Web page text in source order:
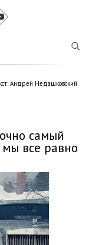
Андрей Недашковский
самый
мы все равно